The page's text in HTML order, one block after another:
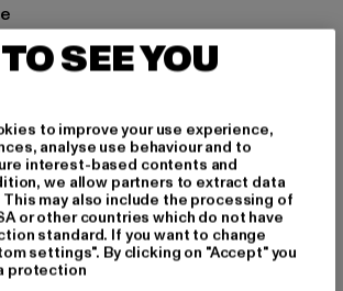
- Hoodies
65% Baumwolle, 35%
GmbH |info@tbint.de
Straße 7 | 64372 Ober-Ramstadt |
SEE YOU
to improve your use experience,
analyse use behaviour and to
interest-based contents and
we allow partners to extract data
may also include the processing of
or other countries which do not have
standard. If you want to change
settings". By clicking on "Accept" you
protection